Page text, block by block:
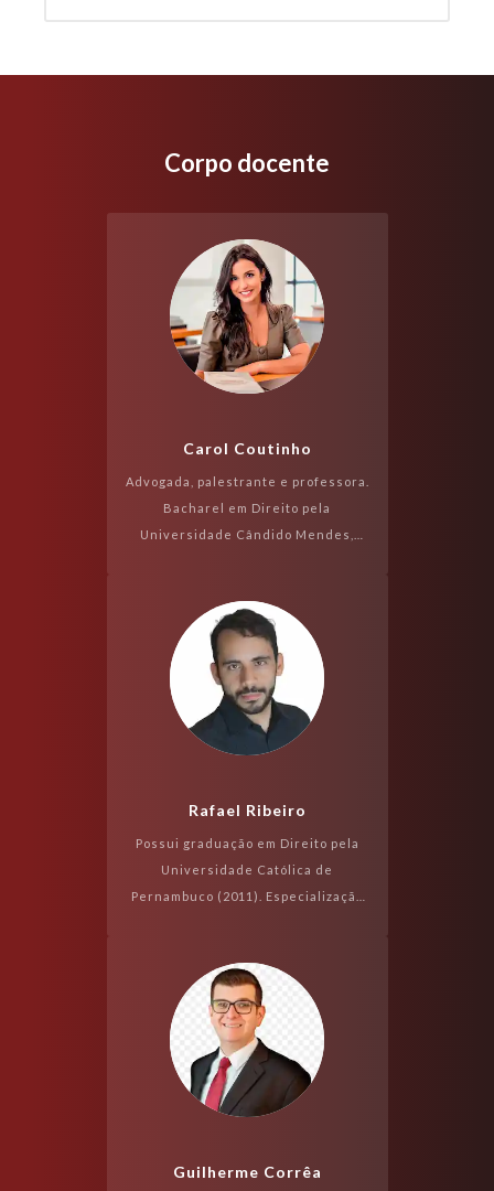
Corpo docente
Carol Coutinho
Advogada, palestrante e professora.
Bacharel em Direito pela
Universidade Cândido Mendes,
Getúlio Vargas (FGV) e...
Rafael Ribeiro
Possui graduação em Direito pela
Universidade Católica de
Pernambuco (2011). Especialização
Pernambuco. Mestrando P...
Guilherme Corrêa